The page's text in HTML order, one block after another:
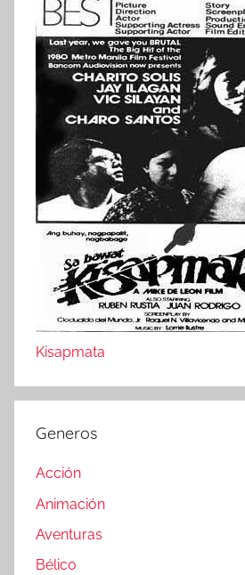
Kisapmata
Generos
Acción
Animación
Aventuras
Bélico